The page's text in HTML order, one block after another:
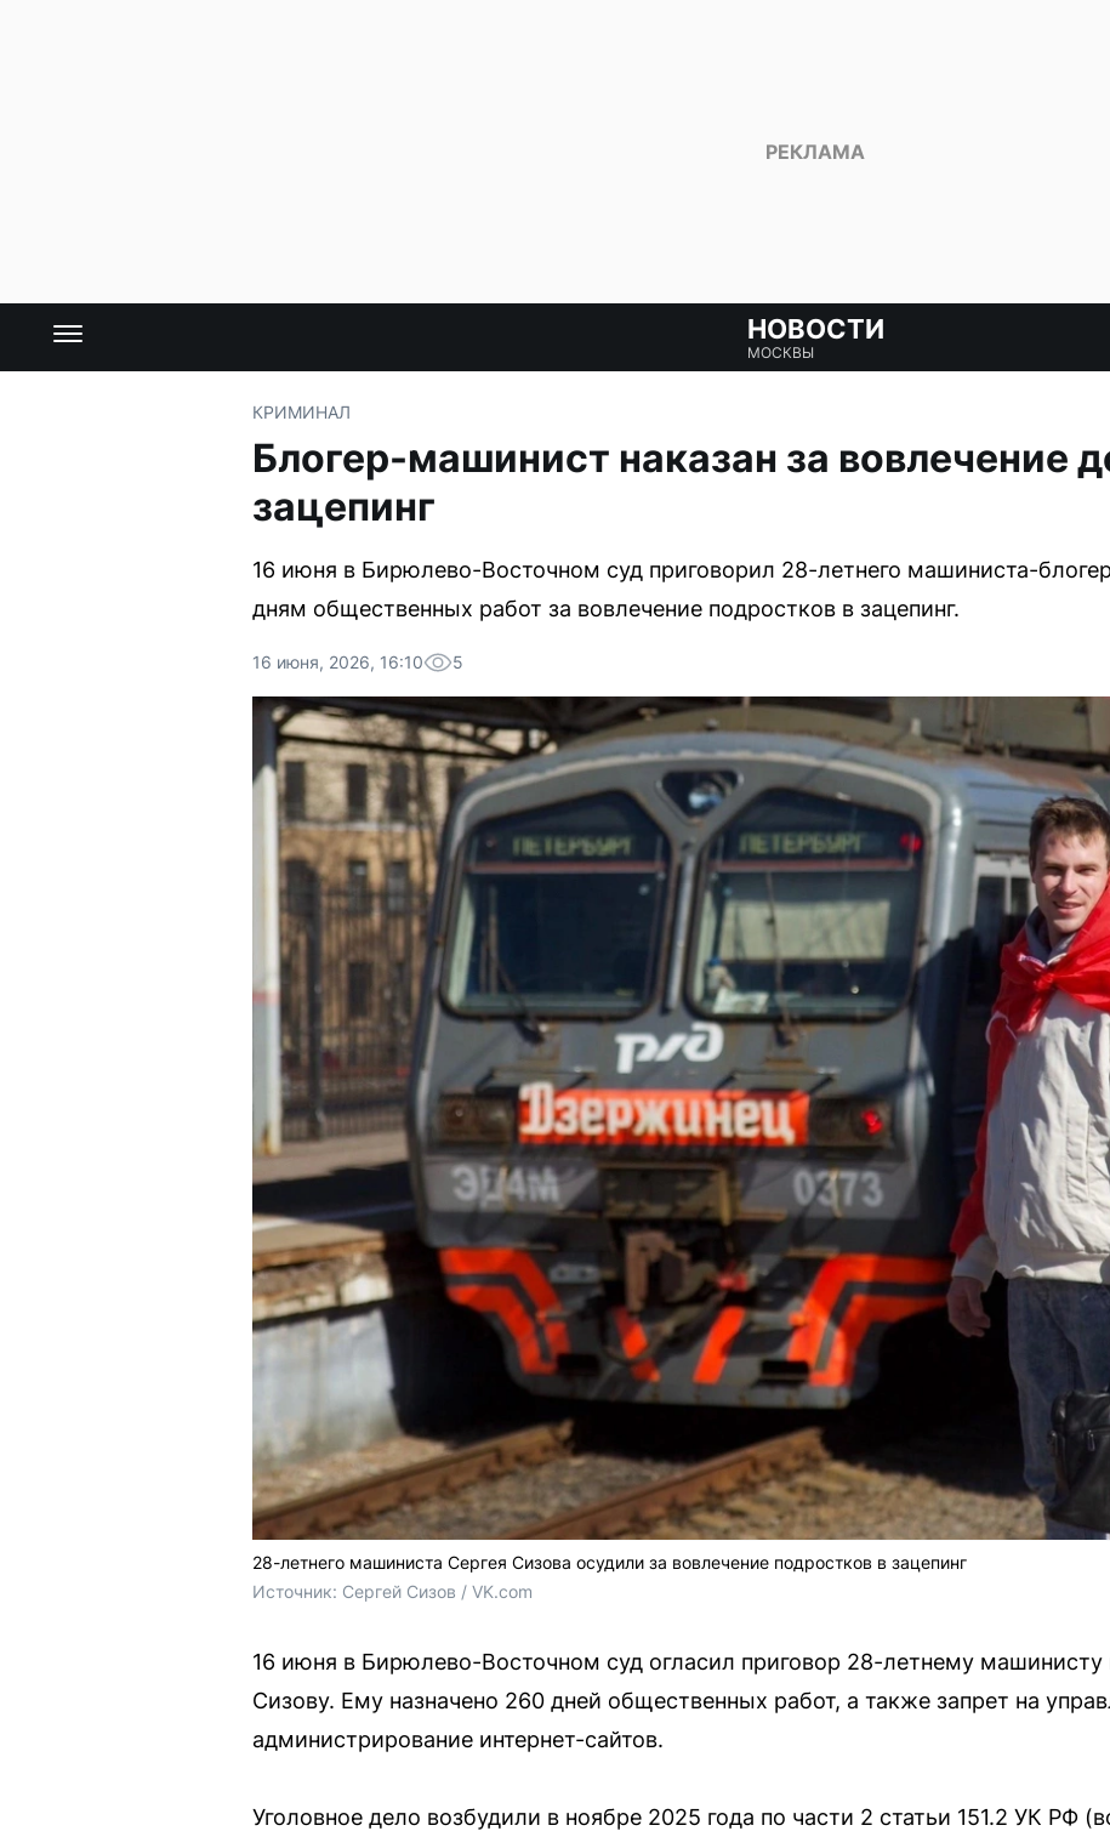
НОВОСТИ
МОСКВЫ
КРИМИНАЛ
Блогер-машинист наказан за вовлечение
зацепинг
16 июня в Бирюлево-Восточном суд приговорил 28-летнего машиниста-
дням общественных работ за вовлечение подростков в зацепинг.
16 июня, 2026, 16:10 5
28-летнего машиниста Сергея Сизова осудили за вовлечение подростков в зацепинг
Источник: Сергей Сизов / VK.com
16 июня в Бирюлево-Восточном суд огласил приговор 28-летнему машинисту
Сизову. Ему назначено 260 дней общественных работ, а также запрет на
администрирование интернет-сайтов.
Уголовное дело возбудили в ноябре 2025 года по части 2 статьи 151.2 УК РФ